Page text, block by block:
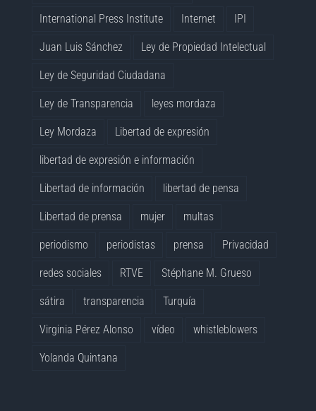
International Press Institute Internet IPI
Juan Luis Sánchez Ley de Propiedad Intelectual
Ley de Seguridad Ciudadana
Ley de Transparencia leyes mordaza
Ley Mordaza Libertad de expresión
libertad de expresión e información
Libertad de información libertad de pensa
Libertad de prensa mujer multas
periodismo periodistas prensa Privacidad
redes sociales RTVE Stéphane M. Grueso
sátira transparencia Turquía
Virginia Pérez Alonso vídeo whistleblowers
Yolanda Quintana